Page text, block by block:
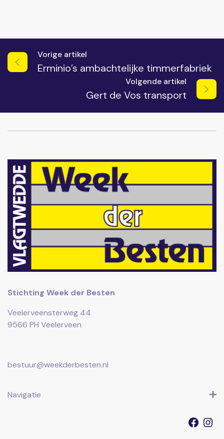
Vorige artikel
Erminio’s ambachtelijke timmerfabriek
Volgende artikel
Gert de Vos transport
Stichting Week der Besten
Veelerveensterweg 44
9566 PH Veelerveen
bestuur@weekderbesten.nl
Navigatie